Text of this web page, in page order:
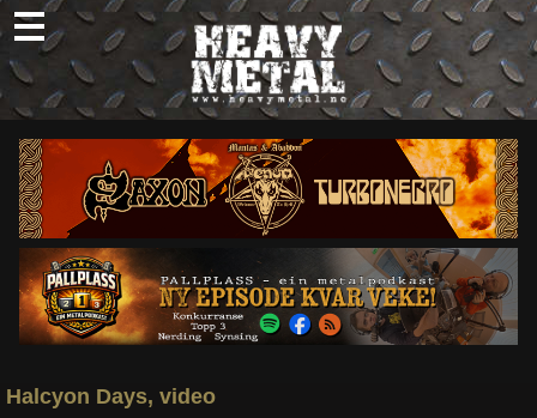
Skip
to
content
Nyheter
Omtaler
Intervjuer
Om oss
Abonner
Søk
Halcyon Days, video